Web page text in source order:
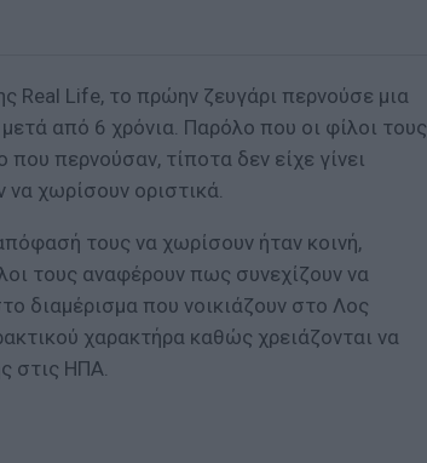
Real Life, το πρώην ζευγάρι περνούσε μια
από 6 χρόνια. Παρόλο που οι φίλοι τους
περνούσαν, τίποτα δεν είχε γίνει
χωρίσουν οριστικά.
τους να χωρίσουν ήταν κοινή,
τους αναφέρουν πως συνεχίζουν να
διαμέρισμα που νοικιάζουν στο Λος
χαρακτήρα καθώς χρειάζονται να
στις ΗΠΑ.